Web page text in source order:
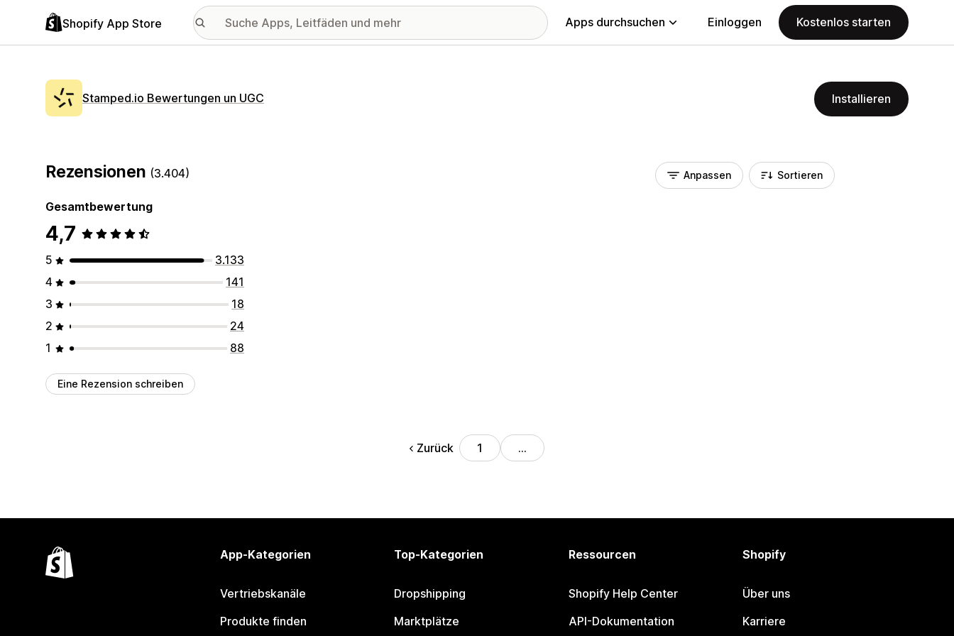
Shopify App Store Apps durchsuchen Einloggen Kostenlos starten
Stamped.io Bewertungen un UGC Installieren
Rezensionen (3.404)
Gesamtbewertung
4,7
5
3.133
4
141
3
18
2
24
1
88
Eine Rezension schreiben
Anpassen Sortieren
Zurück 1 …
App-Kategorien
Vertriebskanäle
Produkte finden
Top-Kategorien
Dropshipping
Marktplätze
Ressourcen
Shopify Help Center
API-Dokumentation
Shopify
Über uns
Karriere